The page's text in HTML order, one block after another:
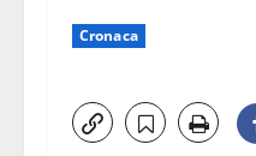
Cronaca